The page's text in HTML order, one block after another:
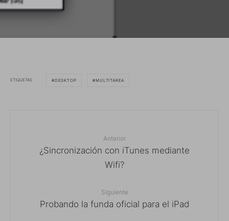
ETIQUETAS DESKTOP MULTITAREA
Anterior
¿Sincronización con iTunes mediante
Wifi?
Siguiente
Probando la funda oficial para el iPad